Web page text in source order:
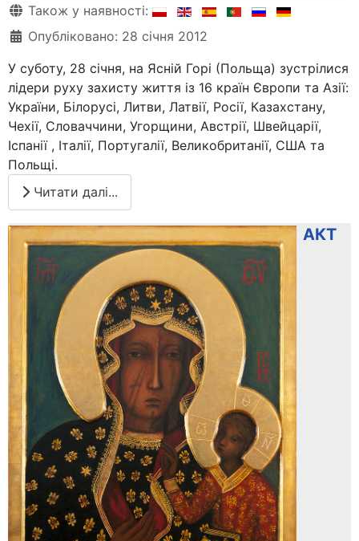
Деталі
Також у наявності:
Опубліковано: 28 січня 2012
У суботу, 28 січня, на Ясній Горі (Польща) зустрілися
лідери руху захисту життя із 16 країн Європи та Азії:
України, Білорусі, Литви, Латвії, Росії, Казахстану,
Чехії, Словаччини, Угорщини, Австрії, Швейцарії,
Іспанії , Італії, Португалії, Великобританії, США та
Польщі.
Читати далі...
АКТ